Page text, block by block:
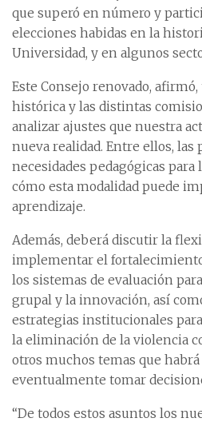
que superó en número y
elecciones habidas en la
Universidad, y en algunos
Este Consejo renovado,
histórica y las distintas
analizar ajustes que nuestra
nueva realidad. Entre ellos, las
necesidades pedagógicas
cómo esta modalidad puede
aprendizaje.
Además, deberá discutir la
implementar el
los sistemas de evaluación
grupal y la innovación, así
estrategias institucionales
la eliminación de la violencia
otros muchos temas que
eventualmente tomar
“De todos estos asuntos los